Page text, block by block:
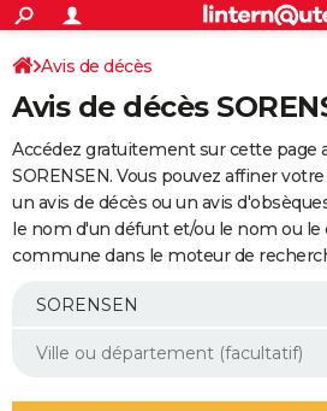
ACTUALITÉS
Politique
Société
Faits Divers
Education
Monde
Villes
+
SPORT
Coupe du monde 2026
Football
Tennis
Cyclisme
Rugby
Forum
Programme TV
TNT
Streaming
Cinéma
Sorties cinéma
Musique
+
FINANCE
Impôts
Immobilier
Risques naturels par ville
Banque
Assurance
Crédit
AUTO
Essais
Réserver un essai
Citadines
Berlines
SUV
Forum auto
+
Mobiles
Meilleur smartphone
Internet
Ordinateurs
Jeux vidéo
Guide high-tech
Aménagement intérieur
Avis de décès
Avis de décès
Accédez gratuitement sur cette page
SORENSEN. Vous pouvez affiner
un avis de décès ou un avis
le nom d'un défunt et/ou le nom ou le
commune dans le moteur de